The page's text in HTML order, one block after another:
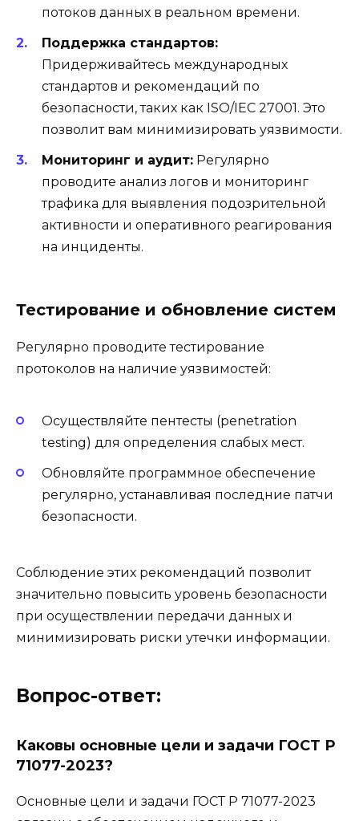
потоков данных в реальном времени.
Поддержка стандартов:
Придерживайтесь международных
стандартов и рекомендаций по
безопасности, таких как ISO/IEC 27001. Это
позволит вам минимизировать уязвимости.
Мониторинг и аудит: Регулярно
проводите анализ логов и мониторинг
трафика для выявления подозрительной
активности и оперативного реагирования
на инциденты.
Тестирование и обновление систем
Регулярно проводите тестирование
протоколов на наличие уязвимостей:
Осуществляйте пентесты (penetration
testing) для определения слабых мест.
Обновляйте программное обеспечение
регулярно, устанавливая последние патчи
безопасности.
Соблюдение этих рекомендаций позволит
значительно повысить уровень безопасности
при осуществлении передачи данных и
минимизировать риски утечки информации.
Вопрос-ответ:
Каковы основные цели и задачи ГОСТ Р
71077-2023?
Основные цели и задачи ГОСТ Р 71077-2023